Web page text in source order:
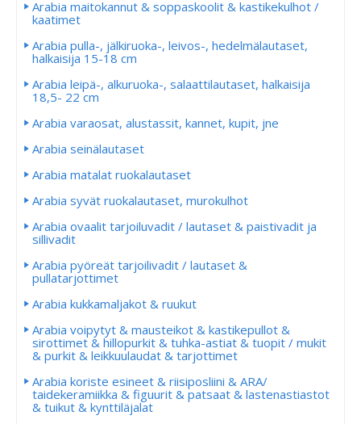
Arabia maitokannut & soppaskoolit & kastikekulhot /
kaatimet
Arabia pulla-, jälkiruoka-, leivos-, hedelmälautaset,
halkaisija 15-18 cm
Arabia leipä-, alkuruoka-, salaattilautaset, halkaisija
18,5- 22 cm
Arabia varaosat, alustassit, kannet, kupit, jne
Arabia seinälautaset
Arabia matalat ruokalautaset
Arabia syvät ruokalautaset, murokulhot
Arabia ovaalit tarjoiluvadit / lautaset & paistivadit ja
sillivadit
Arabia pyöreät tarjoilivadit / lautaset &
pullatarjottimet
Arabia kukkamaljakot & ruukut
Arabia voipytyt & mausteikot & kastikepullot &
sirottimet & hillopurkit & tuhka-astiat & tuopit / mukit
& purkit & leikkuulaudat & tarjottimet
Arabia koriste esineet & riisiposliini & ARA/
taidekeramiikka & figuurit & patsaat & lastenastiastot
& tuikut & kynttiläjalat